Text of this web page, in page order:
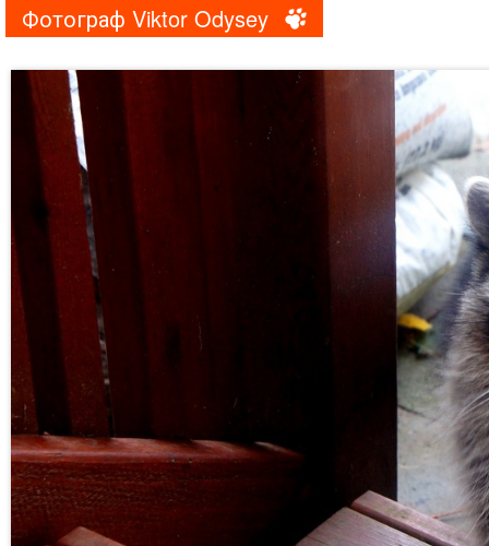
Фотограф Viktor Odysey